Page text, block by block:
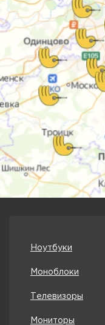
Ноутбуки
Моноблоки
Телевизоры
Мониторы